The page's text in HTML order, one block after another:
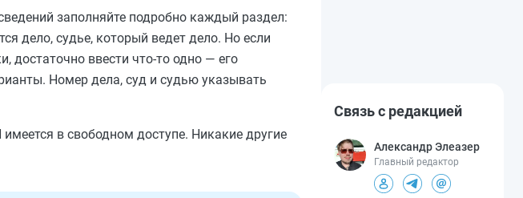
заполняйте подробно каждый раздел:
дело, судье, который ведет дело. Но если
достаточно ввести что-то одно — его
Номер дела, суд и судью указывать
в свободном доступе. Никакие другие
Связь с редакцией
Александр Элеазер
Главный редактор